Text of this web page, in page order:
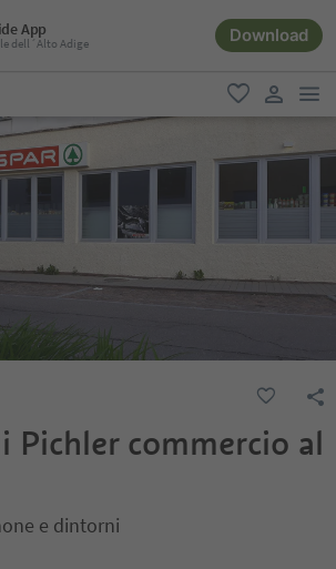
App
dell´Alto Adige Download
favoriti
user link
Pichler commercio al
e dintorni